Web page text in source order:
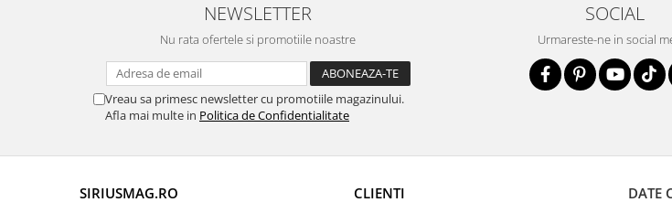
Produse cu discount de pana la
Eleron Portbagaj
NEWSLETTER
Nu rata ofertele si promotiile noastre
Vreau sa primesc newsletter cu promotiile magazinului.
Afla mai multe in Politica de Confidentialitate
SOCIAL
Urmareste-ne in social
SIRIUSMAG.RO CLIENTI DATE